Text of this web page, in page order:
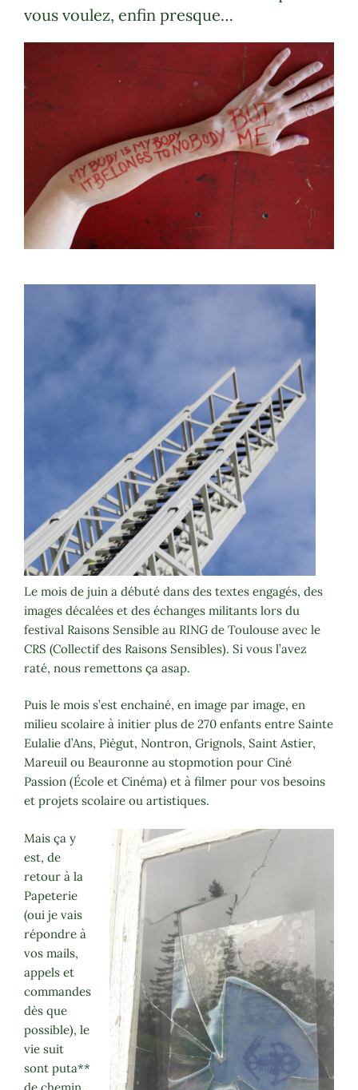
vous voulez, enfin presque…
Le mois de juin a débuté dans des textes engagés, des
images décalées et des échanges militants lors du
festival Raisons Sensible au RING de Toulouse avec le
CRS (Collectif des Raisons Sensibles). Si vous l’avez
raté, nous remettons ça asap.
Puis le mois s’est enchainé, en image par image, en
milieu scolaire à initier plus de 270 enfants entre Sainte
Eulalie d’Ans, Piègut, Nontron, Grignols, Saint Astier,
Mareuil ou Beauronne au stopmotion pour Ciné
Passion (École et Cinéma) et à filmer pour vos besoins
et projets scolaire ou artistiques.
Mais ça y
est, de
retour à la
Papeterie
(oui je vais
répondre à
vos mails,
appels et
commandes
dès que
possible), le
vie suit
sont puta**